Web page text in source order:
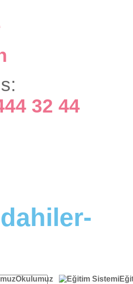
32 44
Okulumuz